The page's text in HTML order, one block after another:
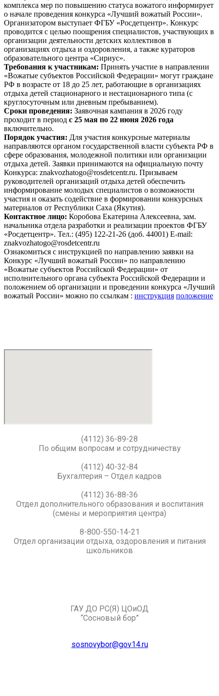
комплекса мер по повышению статуса вожатого информирует
о начале проведения конкурса «Лучший вожатый России».
Организатором выступает ФГБУ «Росдетцентр». Конкурс
проводится с целью поощрения специалистов, участвующих в
организации деятельности детских коллективов в
организациях отдыха и оздоровления, а также кураторов
образовательного центра «Сириус».
Требования к участникам: Принять участие в направлении
«Вожатые субъектов Российской Федерации» могут граждане
РФ в возрасте от 18 до 25 лет, работающие в организациях
отдыха детей стационарного и нестационарного типа (с
круглосуточным или дневным пребыванием).
Сроки проведения: Заявочная кампания в 2026 году
проходит в период с 25 мая по 22 июня 2026 года
включительно.
Порядок участия: Для участия конкурсные материалы
направляются органом государственной власти субъекта РФ в
сфере образования, молодежной политики или организации
отдыха детей. Заявки принимаются на официальную почту
Конкурса: znakvozhatogo@rosdetcentr.ru. Призываем
руководителей организаций отдыха детей обеспечить
информирование молодых специалистов о возможности
участия и оказать содействие в формировании конкурсных
материалов от Республики Саха (Якутия).
Контактное лицо: Коробова Екатерина Алексеевна, зам.
начальника отдела разработки и реализации проектов ФГБУ
«Росдетцентр». Тел.: (495) 122-21-26 (доб. 44001) E-mail:
znakvozhatogo@rosdetcentr.ru
Ознакомиться с инструкцией по направлению заявки на
Конкурс «Лучший вожатый России» по направлению
«Вожатые субъектов Российской Федерации» от
исполнительного органа субъекта Российской Федерации и
положением об организации и проведении конкурса «Лучший
вожатый России» можно по ссылкам : инструкция положение
(4112) 36-89-28
По общим вопросам и сотрудничеству
(4112) 40-32-84
Бухгалтерия – Отдел кадров
(4112) 36-88-36
Отдел дополнительного образования и воспитания
(смены и мероприятия центра)
8-800-550-14-21
Отдел организации отдыха, оздоровления и питания
школьников
ГАУ ДО РС(Я) ЦОиОД
“Сосновый бор”
sosnovybor@gov14.ru